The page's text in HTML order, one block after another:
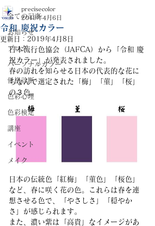
全ての記事
お知らせ
ブログ
パーソナルカラー
骨格診断
色彩心理
色彩検定
講座
イベント
メイク
令和 慶祝カラー
precisecolor
2019年4月6日
更新日： 2019年4月8日
日本流行色協会（JAFCA）から「令和 慶
祝カラー」が発表されました。
春の訪れを知らせる日本の代表的な花に
ちなんで選定された「梅」「菫」「桜」
の３色。
日本の伝統色「紅梅」「菫色」「桜色」
など、春に咲く花の色。これらは春を連
想させる色で、「やさしさ」「穏やか
さ」が感じられます。
また、濃い紫は「高貴」なイメージがあ